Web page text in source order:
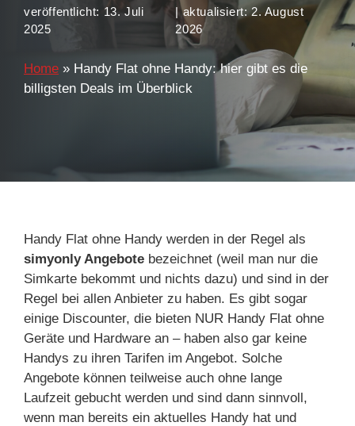
veröffentlicht: 13. Juli
2025
| aktualisiert:2. August
2026
Home » Handy Flat ohne Handy: hier gibt es die
billigsten Deals im Überblick
Handy Flat ohne Handy werden in der Regel als
simyonly Angebote bezeichnet (weil man nur die
Simkarte bekommt und nichts dazu) und sind in der
Regel bei allen Anbieter zu haben. Es gibt sogar
einige Discounter, die bieten NUR Handy Flat ohne
Geräte und Hardware an – haben also gar keine
Handys zu ihren Tarifen im Angebot. Solche
Angebote können teilweise auch ohne lange
Laufzeit gebucht werden und sind dann sinnvoll,
wenn man bereits ein aktuelles Handy hat und